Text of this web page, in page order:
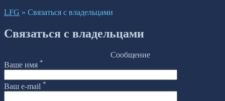
LFG » Связаться с владельцами
Связаться с владельцами
Ваше имя *
Ваш e-mail *
Сообщение